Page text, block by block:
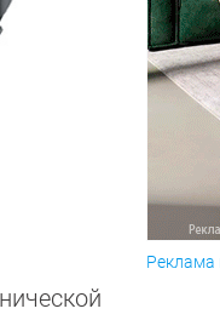
Реклама